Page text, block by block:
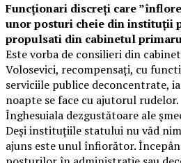
Funcționari discreți care
unor posturi cheie din instituții
propulsati din cabinetul
Este vorba de consilieri din
Volosevici, recompensați, cu
serviciile publice deconcentrate,
noapte se face cu ajutorul rudelor.
Înghesuiala dezgustătoare ale
Deși instituțiile statului nu văd
ajuns este unul înfiorător.